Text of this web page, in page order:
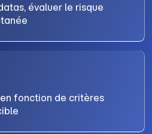
évaluer le risque
fonction de critères